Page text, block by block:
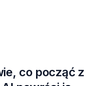
co począć z